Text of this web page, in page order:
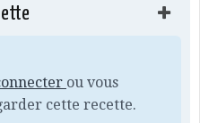
ou vous
cette recette.